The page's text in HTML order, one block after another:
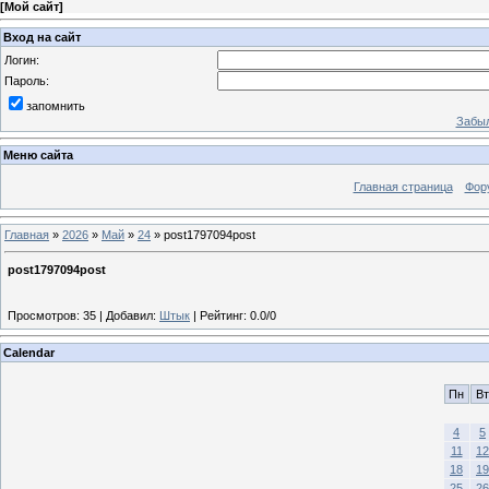
[Мой сайт]
Вход на сайт
Логин:
Пароль:
запомнить
Меню сайта
Главная страница
Главная » 2026 » Май » 24 » post1797094post
post1797094post
Просмотров: 35 | Добавил: Штык | Рейтинг: 0.0/0
Calendar
Пн Вт
4
5
11
12
18
19